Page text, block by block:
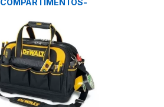
COMPARTIMENTOS-